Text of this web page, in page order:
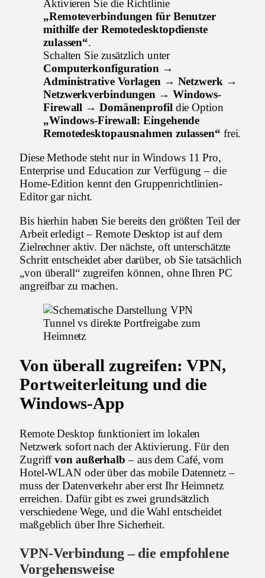
Aktivieren Sie die Richtlinie
„Remoteverbindungen für Benutzer
mithilfe der Remotedesktopdienste
zulassen“.
Schalten Sie zusätzlich unter
Computerkonfiguration →
Administrative Vorlagen → Netzwerk →
Netzwerkverbindungen → Windows-
Firewall → Domänenprofil die Option
„Windows-Firewall: Eingehende
Remotedesktopausnahmen zulassen“ frei.
Diese Methode steht nur in Windows 11 Pro,
Enterprise und Education zur Verfügung – die
Home-Edition kennt den Gruppenrichtlinien-
Editor gar nicht.
Bis hierhin haben Sie bereits den größten Teil der
Arbeit erledigt – Remote Desktop ist auf dem
Zielrechner aktiv. Der nächste, oft unterschätzte
Schritt entscheidet aber darüber, ob Sie tatsächlich
„von überall“ zugreifen können, ohne Ihren PC
angreifbar zu machen.
Von überall zugreifen: VPN,
Portweiterleitung und die
Windows-App
Remote Desktop funktioniert im lokalen
Netzwerk sofort nach der Aktivierung. Für den
Zugriffvon außerhalb – aus dem Café, vom
Hotel-WLAN oder über das mobile Datennetz –
muss der Datenverkehr aber erst Ihr Heimnetz
erreichen. Dafür gibt es zwei grundsätzlich
verschiedene Wege, und die Wahl entscheidet
maßgeblich über Ihre Sicherheit.
VPN-Verbindung – die empfohlene
Vorgehensweise